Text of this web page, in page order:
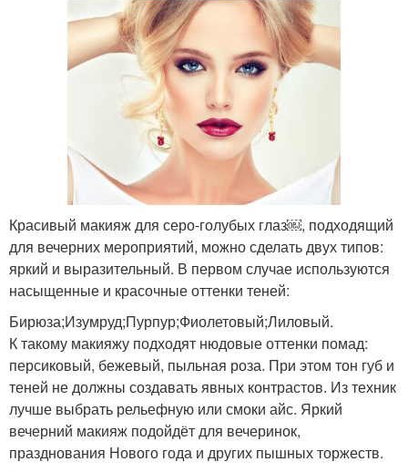
Красивый макияж для серо-голубых глаз￼, подходящий
для вечерних мероприятий, можно сделать двух типов:
яркий и выразительный. В первом случае используются
насыщенные и красочные оттенки теней:
Бирюза;Изумруд;Пурпур;Фиолетовый;Лиловый.
К такому макияжу подходят нюдовые оттенки помад:
персиковый, бежевый, пыльная роза. При этом тон губ и
теней не должны создавать явных контрастов. Из техник
лучше выбрать рельефную или смоки айс. Яркий
вечерний макияж подойдёт для вечеринок,
празднования Нового года и других пышных торжеств.